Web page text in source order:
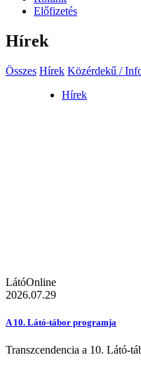
Előfizetés
Hírek
Összes Hírek Közérdekű /
Hírek
LátóOnline
2026.07.29
A 10. Látó-tábor programja
Transzcendencia a 10. Látó-